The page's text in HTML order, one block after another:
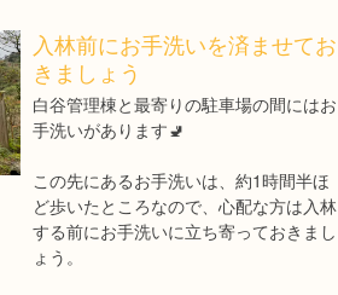
入林前にお手洗いを済ませてお
きましょう
白谷管理棟と最寄りの駐車場の間にはお
手洗いがあります🚽
この先にあるお手洗いは、約1時間半ほ
ど歩いたところなので、心配な方は入林
する前にお手洗いに立ち寄っておきまし
ょう。